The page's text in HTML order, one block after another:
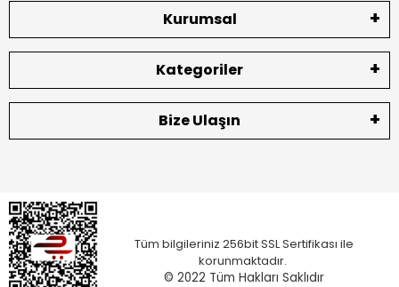
Kurumsal
Kategoriler
Bize Ulaşın
Tüm bilgileriniz 256bit SSL Sertifikası ile
korunmaktadır.
© 2022 Tüm Hakları Saklıdır